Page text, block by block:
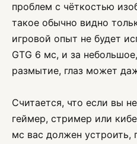
проблем с чёткостью
такое обычно видно
игровой опыт не будет
GTG 6 мс, и за
размытие, глаз может
Считается, что если вы
геймер, стример или
мс вас должен устроить,